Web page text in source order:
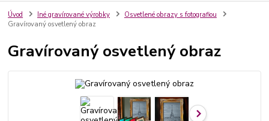
Úvod Iné gravírované výrobky
Osvetlené obrazy s fotografiou
Gravírovaný osvetlený obraz
Gravírovaný osvetlený obraz